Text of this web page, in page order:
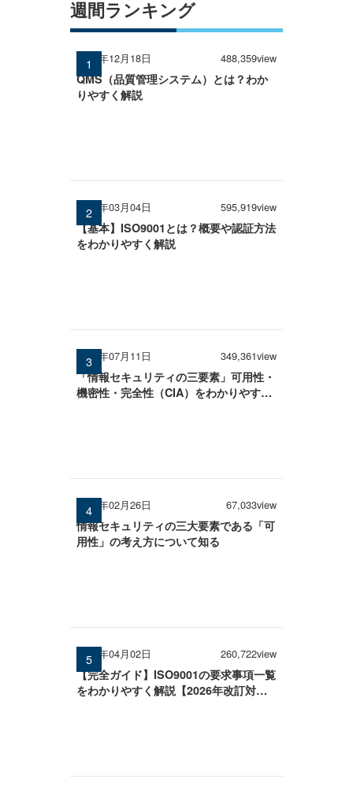
週間ランキング
2024年12月18日 488,359view
QMS（品質管理システム）とは？わか
りやすく解説
2026年03月04日 595,919view
【基本】ISO9001とは？概要や認証方法
をわかりやすく解説
2025年07月11日 349,361view
「情報セキュリティの三要素」可用性・
機密性・完全性（CIA）をわかりやすく
2026年02月26日 67,033view
情報セキュリティの三大要素である「可
用性」の考え方について知る
2026年04月02日 260,722view
【完全ガイド】ISO9001の要求事項一覧
をわかりやすく解説【2026年改訂対